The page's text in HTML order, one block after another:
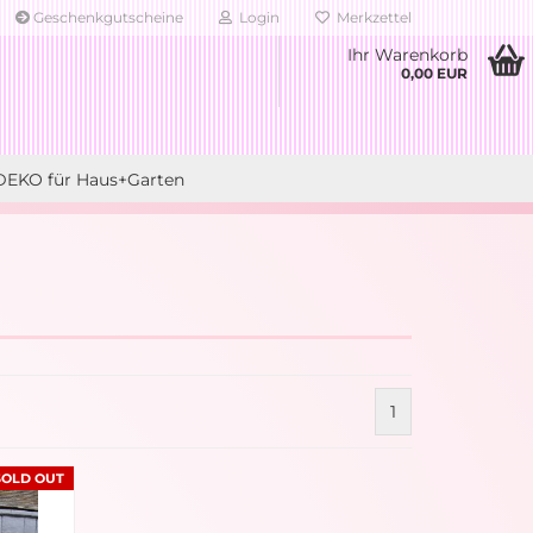
Geschenkgutscheine Login Merkzettel
Ihr Warenkorb
0,00 EUR
für Haus+Garten
1
OUT